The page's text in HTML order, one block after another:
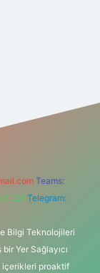
Teams:
0 726 Telegram:
Bilgi Teknolojileri
Yer Sağlayıcı
içerikleri proaktif